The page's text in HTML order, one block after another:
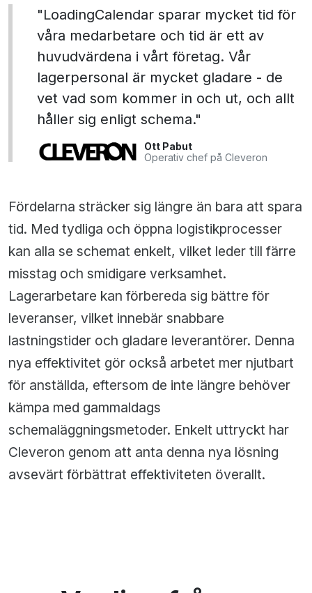
"LoadingCalendar sparar mycket tid för
våra medarbetare och tid är ett av
huvudvärdena i vårt företag. Vår
lagerpersonal är mycket gladare - de
vet vad som kommer in och ut, och allt
håller sig enligt schema."
Ott Pabut
Operativ chef på Cleveron
Fördelarna sträcker sig längre än bara att spara
tid. Med tydliga och öppna logistikprocesser
kan alla se schemat enkelt, vilket leder till färre
misstag och smidigare verksamhet.
Lagerarbetare kan förbereda sig bättre för
leveranser, vilket innebär snabbare
lastningstider och gladare leverantörer. Denna
nya effektivitet gör också arbetet mer njutbart
för anställda, eftersom de inte längre behöver
kämpa med gammaldags
schemaläggningsmetoder. Enkelt uttryckt har
Cleveron genom att anta denna nya lösning
avsevärt förbättrat effektiviteten överallt.